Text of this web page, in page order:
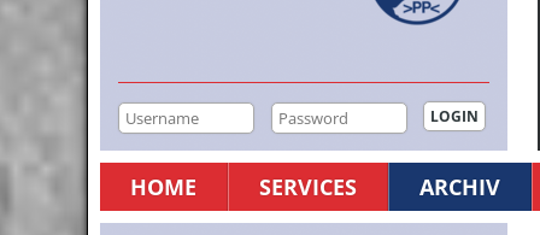
HOME SERVICES ARCHIV